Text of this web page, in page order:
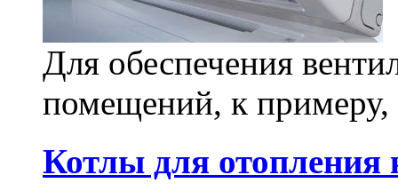
Для обеспечения
помещений, к примеру,
Котлы для отопления